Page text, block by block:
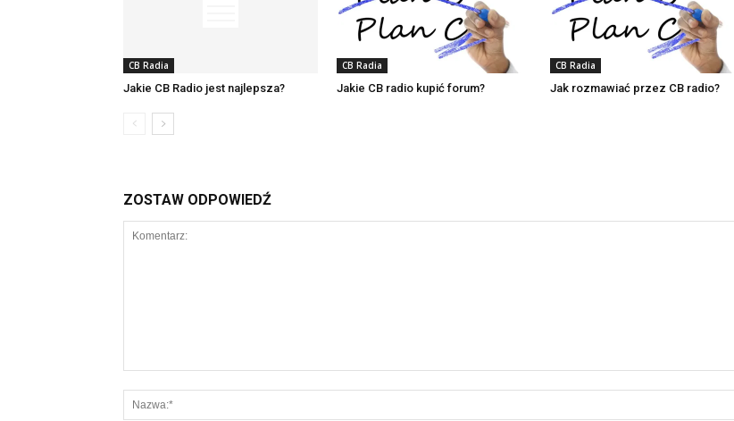
CB Radia
Jakie CB Radio jest najlepsza?
CB Radia
Jakie CB radio kupić forum?
CB Radia
Jak rozmawiać przez CB radio?
ZOSTAW ODPOWIEDŹ